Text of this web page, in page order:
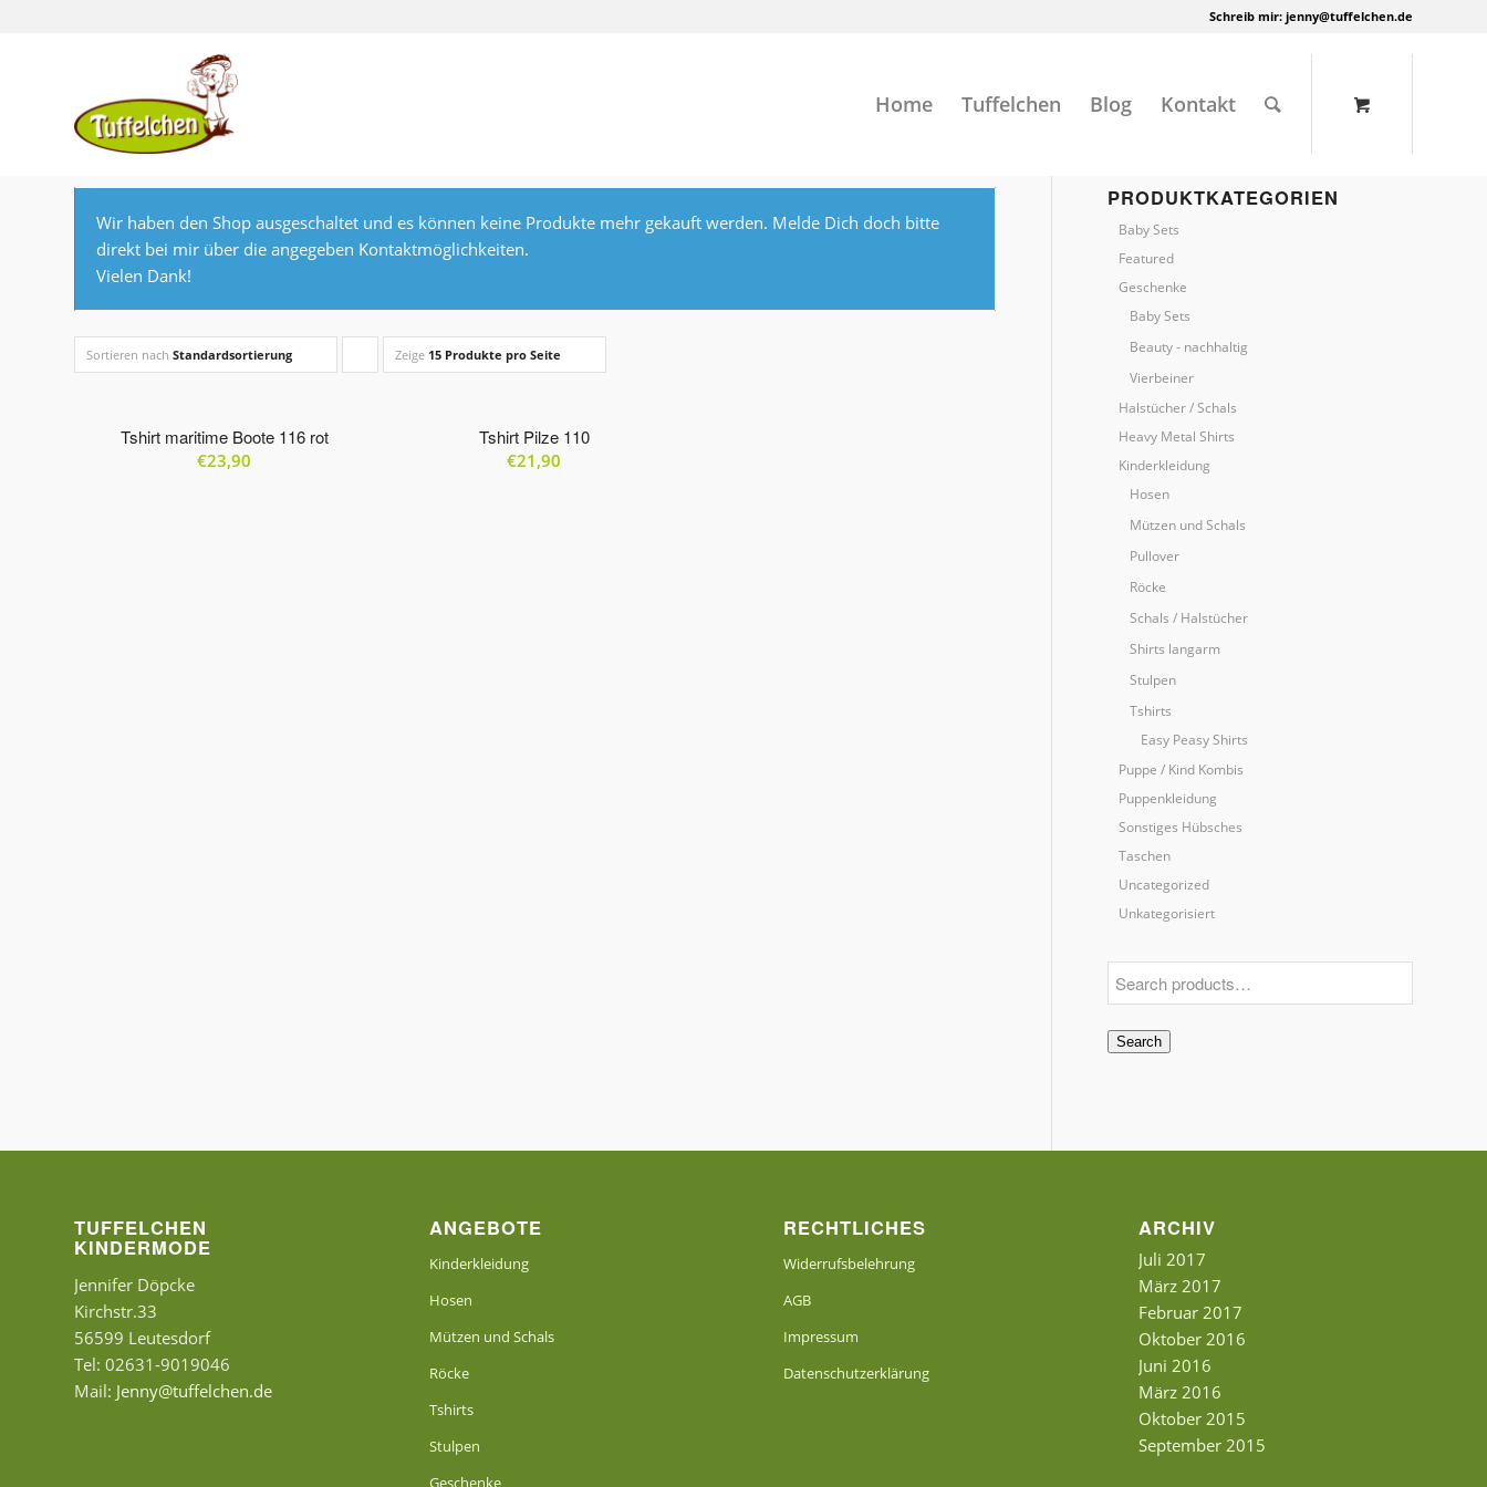
Schreib mir: jenny@tuffelchen.de
Home Tuffelchen Blog Kontakt
Wir haben den Shop ausgeschaltet und es können keine Produkte mehr gekauft werden. Melde Dich doch bitte
direkt bei mir über die angegeben Kontaktmöglichkeiten.
Vielen Dank!
Sortieren nach Standardsortierung Klicke,
Zeige 15 Produkte pro Seite
Tshirt maritime Boote 116 rot
€23,90
Tshirt Pilze 110
€21,90
PRODUKTKATEGORIEN
Baby Sets
Featured
Geschenke
Baby Sets
Beauty - nachhaltig
Vierbeiner
Halstücher / Schals
Heavy Metal Shirts
Kinderkleidung
Hosen
Mützen und Schals
Pullover
Röcke
Schals / Halstücher
Shirts langarm
Stulpen
Tshirts
Easy Peasy Shirts
Puppe / Kind Kombis
Puppenkleidung
Sonstiges Hübsches
Taschen
Uncategorized
Unkategorisiert
Search
TUFFELCHEN
KINDERMODE
Jennifer Döpcke
Kirchstr.33
56599 Leutesdorf
Tel: 02631-9019046
Mail: Jenny@tuffelchen.de
ANGEBOTE
Kinderkleidung
Hosen
Mützen und Schals
Röcke
Tshirts
Stulpen
Geschenke
RECHTLICHES
Widerrufsbelehrung
AGB
Impressum
Datenschutzerklärung
ARCHIV
Juli 2017
März 2017
Februar 2017
Oktober 2016
Juni 2016
März 2016
Oktober 2015
September 2015